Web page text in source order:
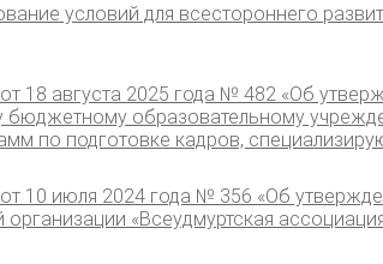
условий для всестороннего
18 августа 2025 года № 482 «Об
образовательному
по подготовке кадров,
10 июля 2024 года № 356 «Об
«Всеудмуртская